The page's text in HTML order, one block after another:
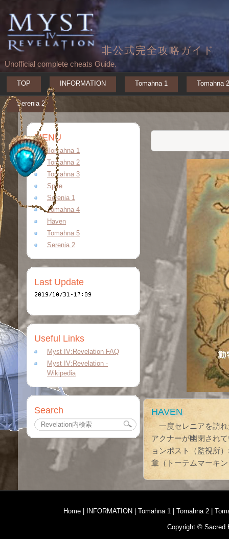
非公式完全攻略ガイド
Unofficial complete cheats Guide.
TOP INFORMATION Tomahna 1 Tomahna 2
Serenia 2
MENU
Tomahna 1
Tomahna 2
Tomahna 3
Spire
Serenia 1
Tomahna 4
Haven
Tomahna 5
Serenia 2
Last Update
Useful Links
Myst IV:Revelation FAQ
Myst IV:Revelation -
Wikipedia
Search HAVEN
一度セレニアを訪れ
アクナーが幽閉され
ョンポスト（監視所
章（トーテムマーキ
Home | INFORMATION |Tomahna 1 |Tomahna 2 |
Copyright © Sacred